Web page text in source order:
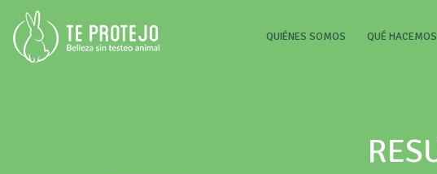
QUIÉNES SOMOS (CURRENT)
QUÉ HACEMOS